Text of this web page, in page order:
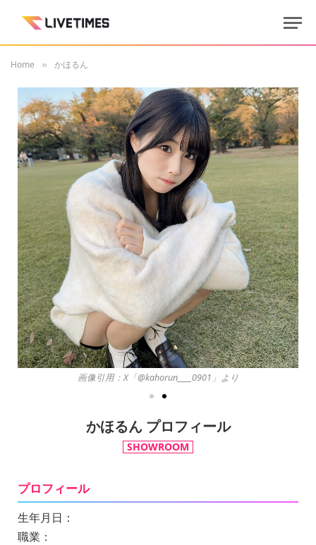
Home » かほるん
画像引用：X「@kahorun____0901」より
かほるん プロフィール
SHOWROOM
プロフィール
生年月日：
職業：